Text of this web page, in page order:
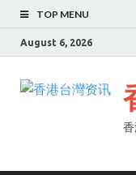
TOP MENU
August 6, 2026